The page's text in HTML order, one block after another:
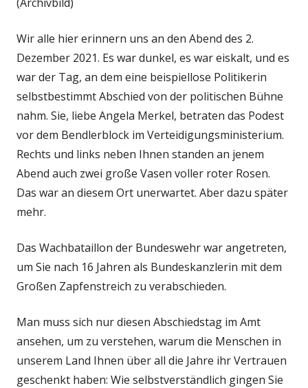
Wir alle hier erinnern uns an den Abend des 2.
Dezember 2021. Es war dunkel, es war eiskalt, und es
war der Tag, an dem eine beispiellose Politikerin
selbstbestimmt Abschied von der politischen Bühne
nahm. Sie, liebe Angela Merkel, betraten das Podest
vor dem Bendlerblock im Verteidigungsministerium.
Rechts und links neben Ihnen standen an jenem
Abend auch zwei große Vasen voller roter Rosen.
Das war an diesem Ort unerwartet. Aber dazu später
mehr.
Das Wachbataillon der Bundeswehr war angetreten,
um Sie nach 16 Jahren als Bundeskanzlerin mit dem
Großen Zapfenstreich zu verabschieden.
Man muss sich nur diesen Abschiedstag im Amt
ansehen, um zu verstehen, warum die Menschen in
unserem Land Ihnen über all die Jahre ihr Vertrauen
geschenkt haben: Wie selbstverständlich gingen Sie